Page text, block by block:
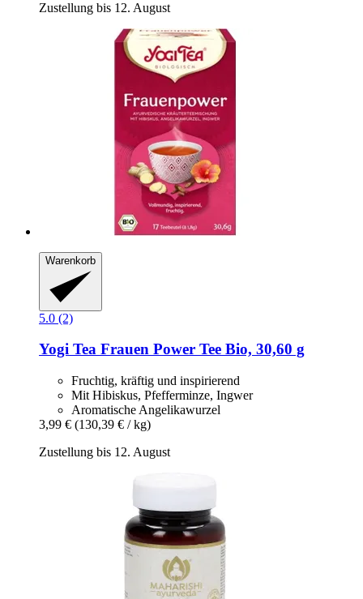
Zustellung bis 12. August
Warenkorb
5.0 (2)
Yogi Tea Frauen Power Tee Bio, 30,60 g
Fruchtig, kräftig und inspirierend
Mit Hibiskus, Pfefferminze, Ingwer
Aromatische Angelikawurzel
3,99 € (130,39 € / kg)
Zustellung bis 12. August